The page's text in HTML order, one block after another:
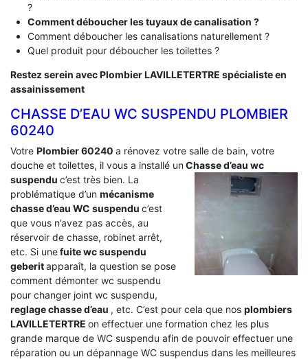
?
Comment déboucher les tuyaux de canalisation ?
Comment déboucher les canalisations naturellement ?
Quel produit pour déboucher les toilettes ?
Restez serein avec Plombier LAVILLETERTRE spécialiste en
assainissement
CHASSE D’EAU WC SUSPENDU PLOMBIER
60240
Votre Plombier 60240 a rénovez votre salle de bain, votre
douche et toilettes, il vous a installé unChasse d’eau wc
suspendu c’est très bien. La
problématique d’un mécanisme
chasse d’eau WC suspendu c’est
que vous n’avez pas accès, au
réservoir de chasse, robinet arrêt,
etc. Si unefuite wc suspendu
geberitapparaît, la question se pose
comment démonter wc suspendu
pour changer joint wc suspendu,
reglage chasse d’eau , etc. C’est pour cela que nos plombiers
LAVILLETERTRE on effectuer une formation chez les plus
grande marque de WC suspendu afin de pouvoir effectuer une
réparation ou un dépannage WC suspendus dans les meilleures